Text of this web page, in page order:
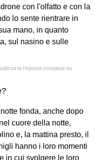
con l'olfatto e con la
lo sente rientrare in
mano, in quanto
sul nasino e sulle
la risposta completa su
fonda, anche dopo
cuore della notte,
e, la mattina presto, il
hanno i loro momenti
in cui svolgere le loro